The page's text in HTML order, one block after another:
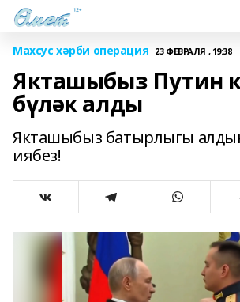
Махсус хәрби операция 23 ФЕВРАЛЯ , 19:38
Якташыбыз Путин
бүләк алды
Якташыбыз батырлыгы
иябез!